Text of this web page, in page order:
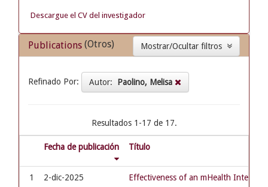
Descargue el CV del investigador
Publications (Otros)
Refinado Por: Autor: Paolino, Melisa
Resultados 1-17 de 17.
Fecha de publicación Título
1 2-dic-2025 Effectiveness of an mHealth